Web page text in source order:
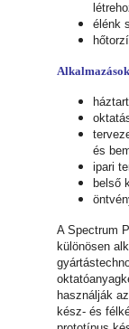
élénk
és
ipari
belső
A Spectrum
különösen
használják
kész- és